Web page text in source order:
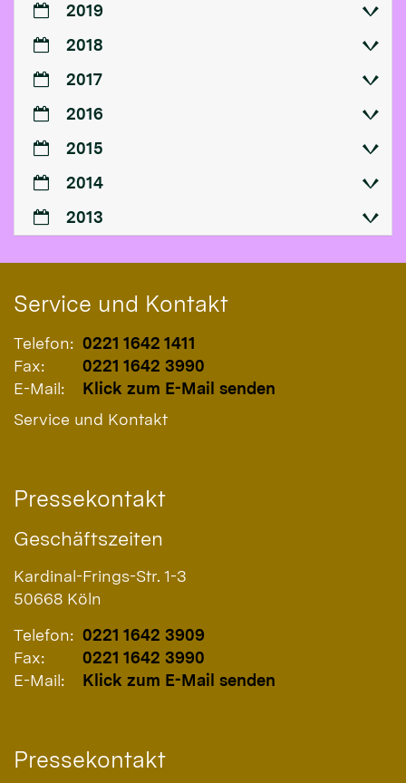
2019
2018
2017
2016
2015
2014
2013
Service und Kontakt
Telefon: 0221 1642 1411
Fax:
0221 1642 3990
E-Mail:
Klick zum E-Mail senden
Service und Kontakt
Pressekontakt
Geschäftszeiten
Kardinal-Frings-Str. 1-3
50668 Köln
Telefon: 0221 1642 3909
Fax:
0221 1642 3990
E-Mail:
Klick zum E-Mail senden
Pressekontakt